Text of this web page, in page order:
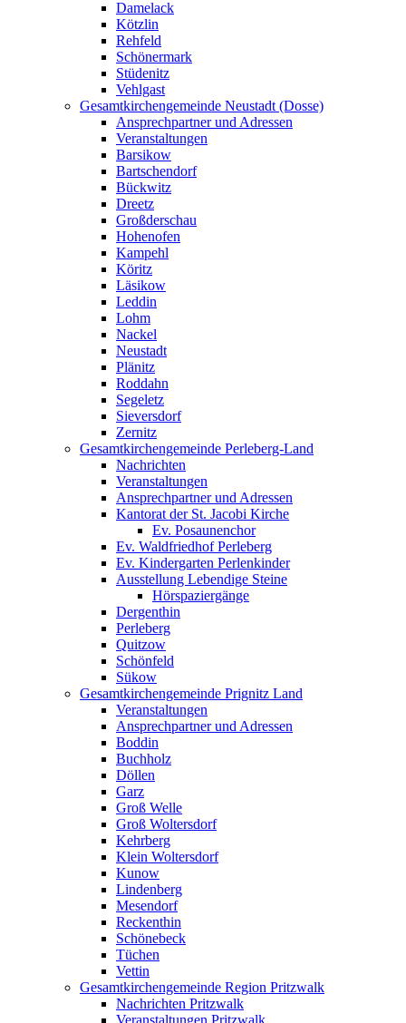
Damelack
Kötzlin
Rehfeld
Schönermark
Stüdenitz
Vehlgast
Gesamtkirchengemeinde Neustadt (Dosse)
Ansprechpartner und Adressen
Veranstaltungen
Barsikow
Bartschendorf
Bückwitz
Dreetz
Großderschau
Hohenofen
Kampehl
Köritz
Läsikow
Leddin
Lohm
Nackel
Neustadt
Plänitz
Roddahn
Segeletz
Sieversdorf
Zernitz
Gesamtkirchengemeinde Perleberg-Land
Nachrichten
Veranstaltungen
Ansprechpartner und Adressen
Kantorat der St. Jacobi Kirche
Ev. Posaunenchor
Ev. Waldfriedhof Perleberg
Ev. Kindergarten Perlenkinder
Ausstellung Lebendige Steine
Hörspaziergänge
Dergenthin
Perleberg
Quitzow
Schönfeld
Sükow
Gesamtkirchengemeinde Prignitz Land
Veranstaltungen
Ansprechpartner und Adressen
Boddin
Buchholz
Döllen
Garz
Groß Welle
Groß Woltersdorf
Kehrberg
Klein Woltersdorf
Kunow
Lindenberg
Mesendorf
Reckenthin
Schönebeck
Tüchen
Vettin
Gesamtkirchengemeinde Region Pritzwalk
Nachrichten Pritzwalk
Veranstaltungen Pritzwalk